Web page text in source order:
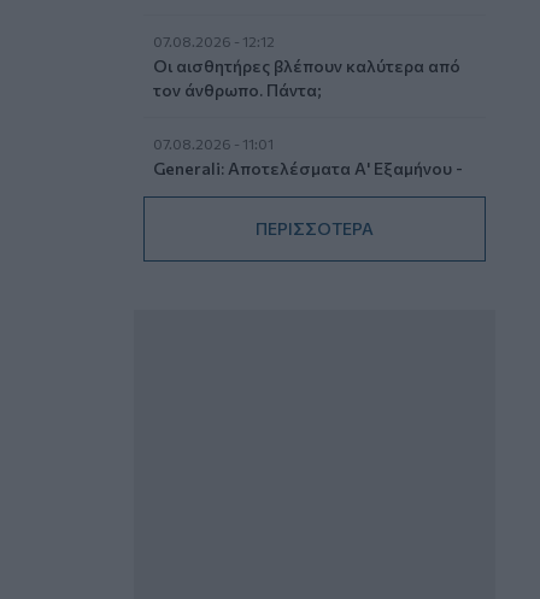
07.08.2026 - 12:12
Οι αισθητήρες βλέπουν καλύτερα από
τον άνθρωπο. Πάντα;
07.08.2026 - 11:01
Generali: Αποτελέσματα Α' Εξαμήνου -
Εξαιρετική ανάπτυξη στα Λειτουργικά
Αποτελέσματα με συμβολή από όλες
τις επιχειρηματικές δραστηριότητες
ΠΕΡΙΣΣΟΤΕΡΑ